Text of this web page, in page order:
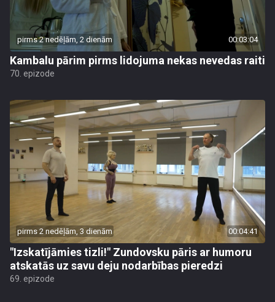
pirms 2 nedēļām, 2 dienām 00:03:04
Kambalu pārim pirms lidojuma nekas nevedas raiti
70. epizode
pirms 2 nedēļām, 3 dienām 00:04:41
"Izskatījāmies tizli!" Zundovsku pāris ar humoru
atskatās uz savu deju nodarbības pieredzi
69. epizode